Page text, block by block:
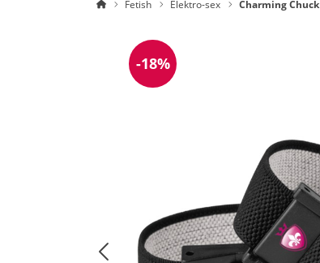
Startside
Fetish Elektro-sex Charming Chuck
Rabat
-18%